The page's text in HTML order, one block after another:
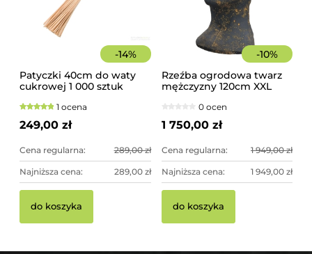
-14%
Patyczki 40cm do waty
cukrowej 1 000 sztuk
1 ocena
249,00 zł
Cena regularna: 289,00 zł
Najniższa cena: 289,00 zł
do koszyka
-10%
Rzeźba ogrodowa twarz
mężczyzny 120cm XXL
dekoracja ogrodowa
0 ocen
1 750,00 zł
Cena regularna: 1 949,00 zł
Najniższa cena: 1 949,00 zł
do koszyka